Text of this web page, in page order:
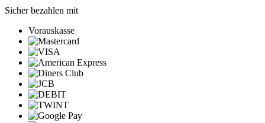
Sicher bezahlen mit
Vorauskasse